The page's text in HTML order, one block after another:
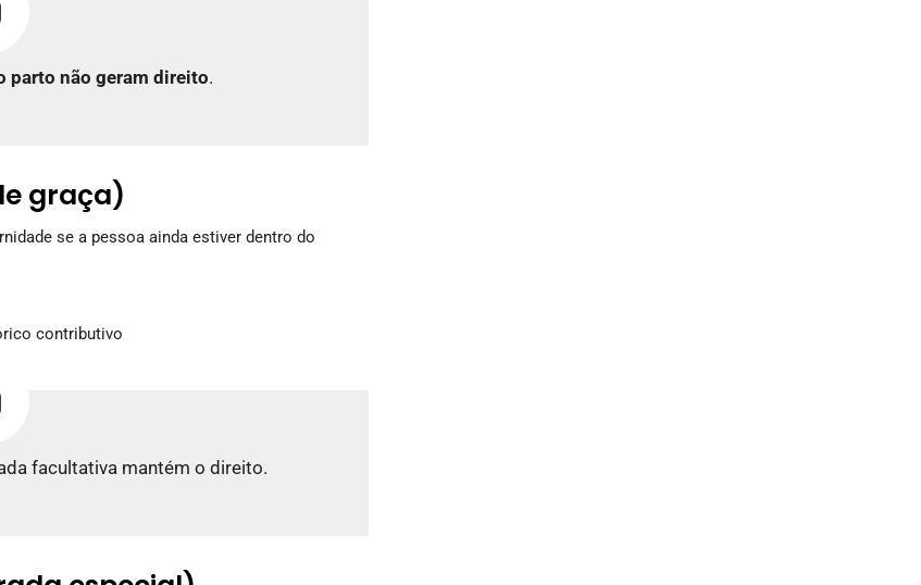
parto não geram direito.
graça)
se a pessoa ainda estiver dentro do
contributivo
facultativa mantém o direito.